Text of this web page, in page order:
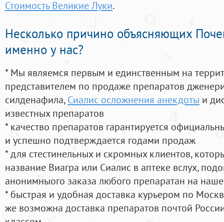
Стоимость Великие Луки.
Несколько причино объясняющих
именно у нас?
* Мы являемся первым и единственным на
представителем по продаже препаратов
силденафила, Сиалис осложнения анекдоты и
известных препаратов
* качество препаратов гарантируется
и успешно подтверждается годами продаж
* для стестинельных и скромных клиентов,
название Виагра или Сиалис в аптеке вслух,
анонимныого заказа любого препаратан на
* быстрая и удобная доставка курьером по
же возможна доставка препаратов почтой